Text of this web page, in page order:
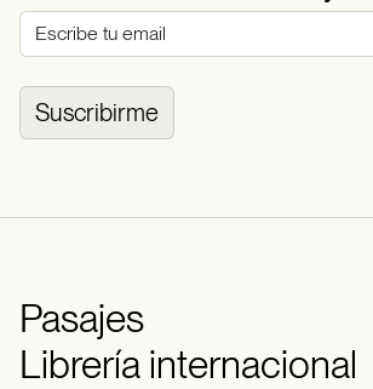
Suscribirme
Pasajes
Librería internacional